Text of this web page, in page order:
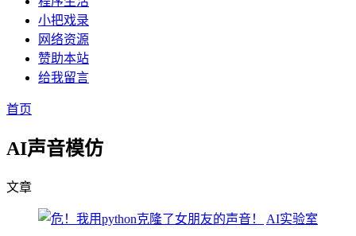
小把戏录
网络资源
赞助本站
给我留言
首页
AI声音模仿
文章
AI实验室